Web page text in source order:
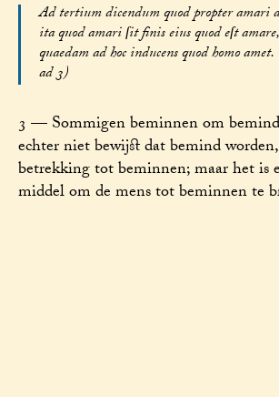
Ad tertium dicendum quod propter amari
ita quod amari ſit finis eius quod eſt
quaedam ad hoc inducens quod homo
ad 3)
3 — Sommigen beminnen om
echter niet bewijst dat bemind
betrekking tot beminnen; maar het is
middel om de mens tot beminnen te